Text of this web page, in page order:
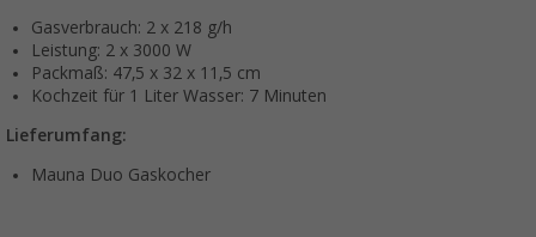
Gasverbrauch: 2 x 218 g/h
Leistung: 2 x 3000 W
Packmaß: 47,5 x 32 x 11,5 cm
Kochzeit für 1 Liter Wasser: 7 Minuten
Lieferumfang:
Mauna Duo Gaskocher